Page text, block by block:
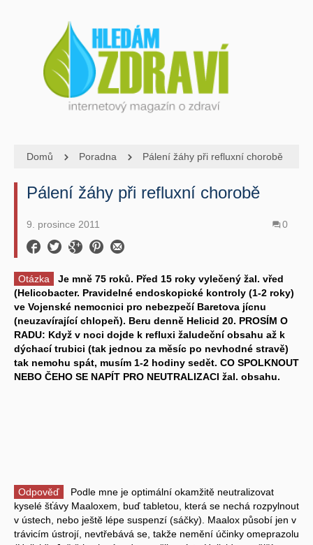
Domů Poradna Pálení žáhy při refluxní chorobě
Pálení žáhy při refluxní chorobě
9. prosince 2011 0
Otázka
Je mně 75 roků. Před 15 roky vylečený žal. vřed
(Helicobacter. Pravidelné endoskopické kontroly (1-2 roky)
ve Vojenské nemocnici pro nebezpečí Baretova jícnu
(neuzavírající chlopeň). Beru denně Helicid 20. PROSÍM O
RADU: Když v noci dojde k refluxi žaludeční obsahu až k
dýchací trubici (tak jednou za měsíc po nevhodné stravě)
tak nemohu spát, musím 1-2 hodiny sedět. CO SPOLKNOUT
NEBO ČEHO SE NAPÍT PRO NEUTRALIZACI žal. obsahu.
Odpověď
Podle mne je optimální okamžitě neutralizovat
kyselé šťávy Maaloxem, buď tabletou, která se nechá rozpylnout
v ústech, nebo ještě lépe suspenzí (sáčky). Maalox působí jen v
trávicím ústrojí, nevtřebává se, takže nemění účinky omeprazolu